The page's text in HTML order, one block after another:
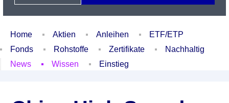
Home Aktien Anleihen
ETF/ETP
Fonds
Rohstoffe Zertifikate
Nachhaltig
News
Wissen Einstieg